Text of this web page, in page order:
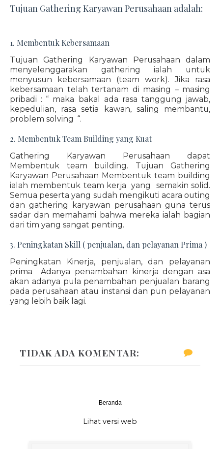
Tujuan Gathering Karyawan Perusahaan adalah:
1. Membentuk Kebersamaan
Tujuan Gathering Karyawan Perusahaan dalam
menyelenggarakan gathering ialah untuk
menyusun kebersamaan (team work). Jika rasa
kebersamaan telah tertanam di masing – masing
pribadi : “ maka bakal ada rasa tanggung jawab,
kepedulian, rasa setia kawan, saling membantu,
problem solving “.
2. Membentuk Team Building yang Kuat
Gathering Karyawan Perusahaan dapat
Membentuk team building. Tujuan Gathering
Karyawan Perusahaan Membentuk team building
ialah membentuk team kerja yang semakin solid.
Semua peserta yang sudah mengikuti acara outing
dan gathering karyawan perusahaan guna terus
sadar dan memahami bahwa mereka ialah bagian
dari tim yang sangat penting.
3. Peningkatan Skill ( penjualan, dan pelayanan Prima )
Peningkatan Kinerja, penjualan, dan pelayanan
prima Adanya penambahan kinerja dengan asa
akan adanya pula penambahan penjualan barang
pada perusahaan atau instansi dan pun pelayanan
yang lebih baik lagi.
TIDAK ADA KOMENTAR:
Beranda
Lihat versi web